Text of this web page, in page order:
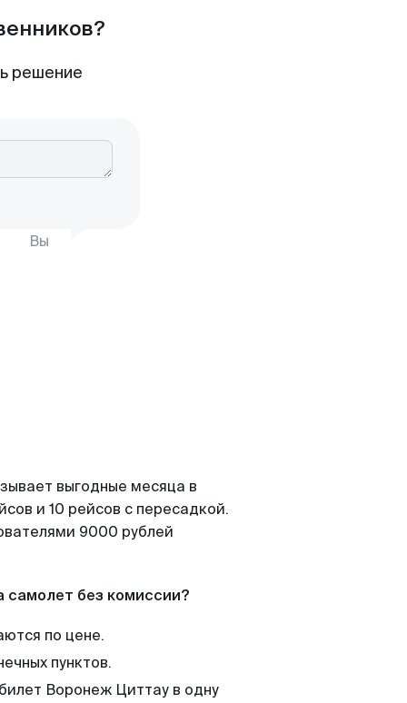
решение
Вы
выгодные месяца в
и 10 рейсов с пересадкой.
9000 рублей
самолет без комиссии?
по цене.
пунктов.
Воронеж Циттау в одну